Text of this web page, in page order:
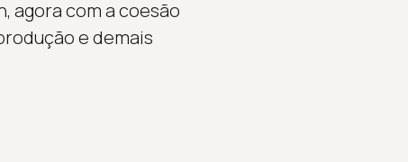
agora com a coesão
e demais